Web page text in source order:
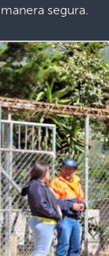
segura.